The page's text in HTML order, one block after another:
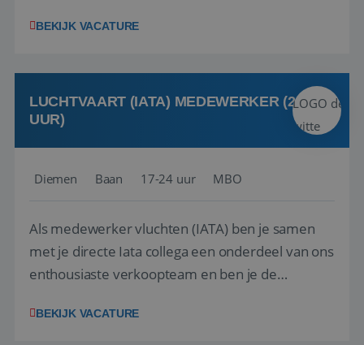
het samenstellen en boeken van de perfecte
deze onderdelen zijn nu samen gevoegd...
BEKIJK VACATURE
LUCHTVAART (IATA) MEDEWERKER (24-32
UUR)
Diemen Baan 17-24 uur MBO
Als medewerker vluchten (IATA) ben je samen
met je directe Iata collega een onderdeel van ons
enthousiaste verkoopteam en ben je de
en tarieven waar je collega’s niet uitkomen.
BEKIJK VACATURE